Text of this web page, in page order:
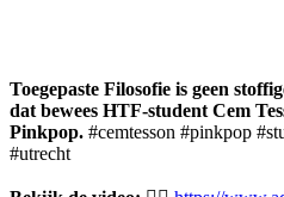
Toegepaste Filosofie is geen
dat bewees HTF-student Cem
Pinkpop. #cemtesson #pinkpop
#utrecht